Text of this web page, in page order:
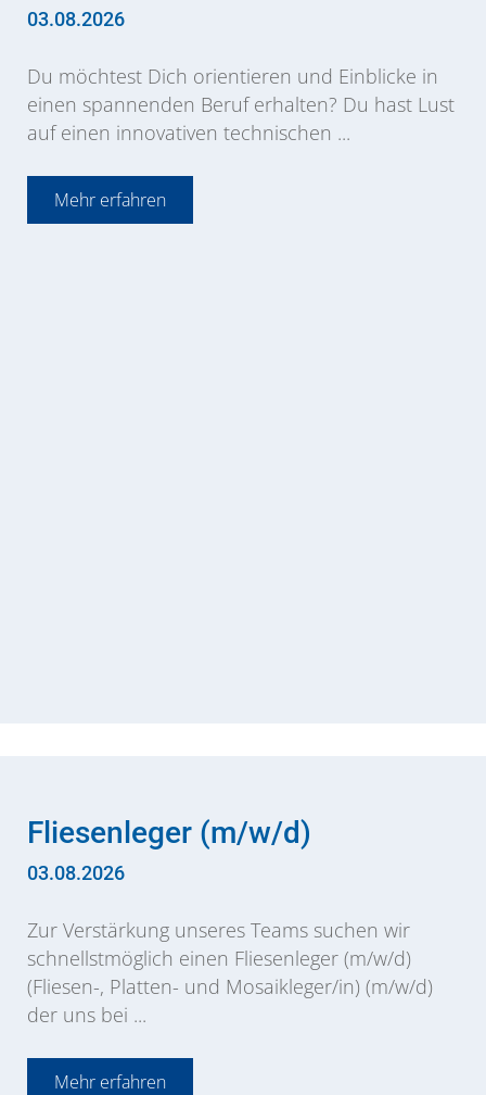
03.08.2026
Du möchtest Dich orientieren und Einblicke in
einen spannenden Beruf erhalten? Du hast Lust
auf einen innovativen technischen ...
Mehr erfahren
Fliesenleger (m/w/d)
03.08.2026
Zur Verstärkung unseres Teams suchen wir
schnellstmöglich einen Fliesenleger (m/w/d)
(Fliesen-, Platten- und Mosaikleger/in) (m/w/d)
der uns bei ...
Mehr erfahren